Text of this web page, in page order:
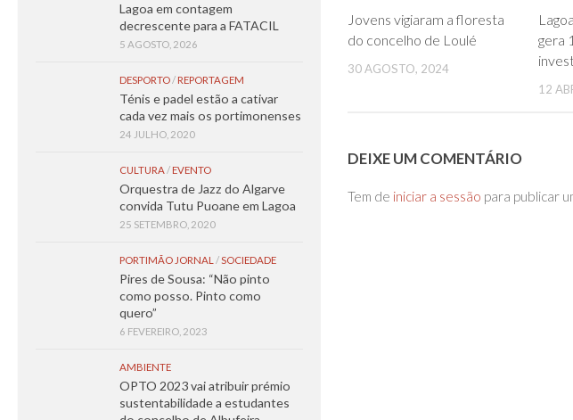
Jovens vigiaram a floresta
do concelho de Loulé
30 AGOSTO, 2024
gera
12
DEIXE UM COMENTÁRIO
Tem de iniciar a sessão para publicar
Lagoa em contagem
decrescente para a FATACIL
5 AGOSTO, 2026
DESPORTO/ REPORTAGEM
Ténis e padel estão a cativar
cada vez mais os portimonenses
24 JULHO, 2020
CULTURA/ EVENTO
Orquestra de Jazz do Algarve
convida Tutu Puoane em Lagoa
25 SETEMBRO, 2020
PORTIMÃO JORNAL /SOCIEDADE
Pires de Sousa: “Não pinto
como posso. Pinto como
quero”
6 FEVEREIRO, 2023
AMBIENTE
OPTO 2023 vai atribuir prémio
sustentabilidade a estudantes